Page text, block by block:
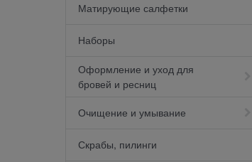
Матирующие салфетки
Наборы
Оформление и уход для
бровей и ресниц
Очищение и умывание
Скрабы, пилинги